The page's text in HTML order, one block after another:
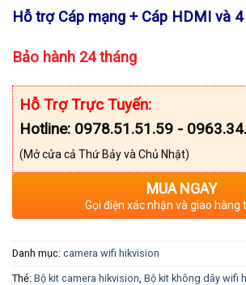
Hỗ trợ Cáp mạng + Cáp HDMI và
Bảo hành 24 tháng
Hỗ Trợ Trực Tuyến:
Hotline: 0978.51.51.59 -
(Mở cửa cả Thứ Bảy và Chủ Nhật)
MUA NGAY
Gọi điện xác nhận và giao hàng
Danh mục: camera wifi hikvision
Thẻ: Bộ kit camera hikvision Bộ kit không dây wifi